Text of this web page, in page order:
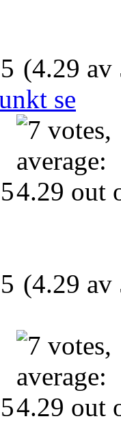
(4.29 av
se
(4.29 av